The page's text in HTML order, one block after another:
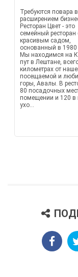
Требуются повара
расширением
Ресторан Цвет - это
семейный ресторан
красивым садом,
основанный в 1980
Мы находимся на
пут в Лештане,
километрах от
посещаемой и
горы, Авалы. В
80 посадочных
помещении и 120 в
ухо...